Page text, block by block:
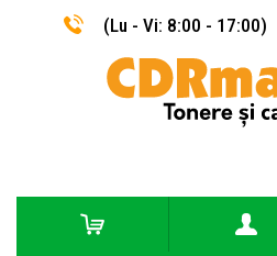
(Lu - Vi: 8:00 - 17:00)